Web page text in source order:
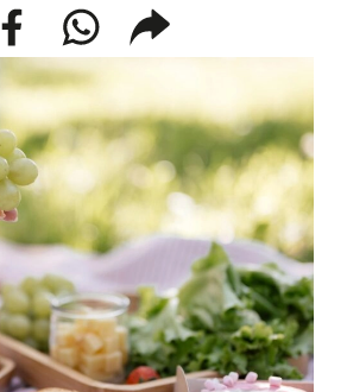
facebookwhatsappcompartir
enlace